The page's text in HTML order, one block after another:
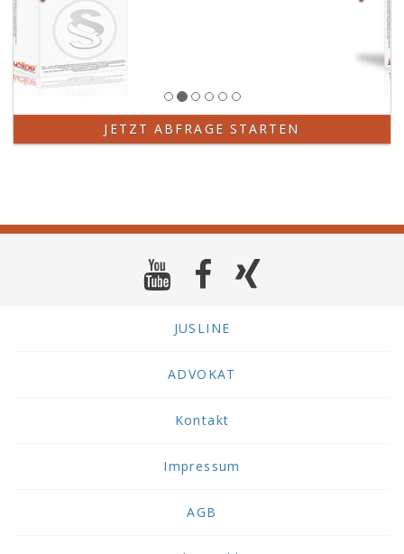
JETZT ABFRAGE STARTEN
JUSLINE
ADVOKAT
Kontakt
Impressum
AGB